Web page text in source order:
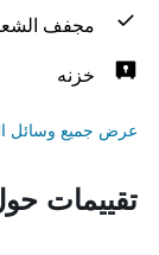
مجفف
خزنه
عرض جميع وسائل
تقييمات